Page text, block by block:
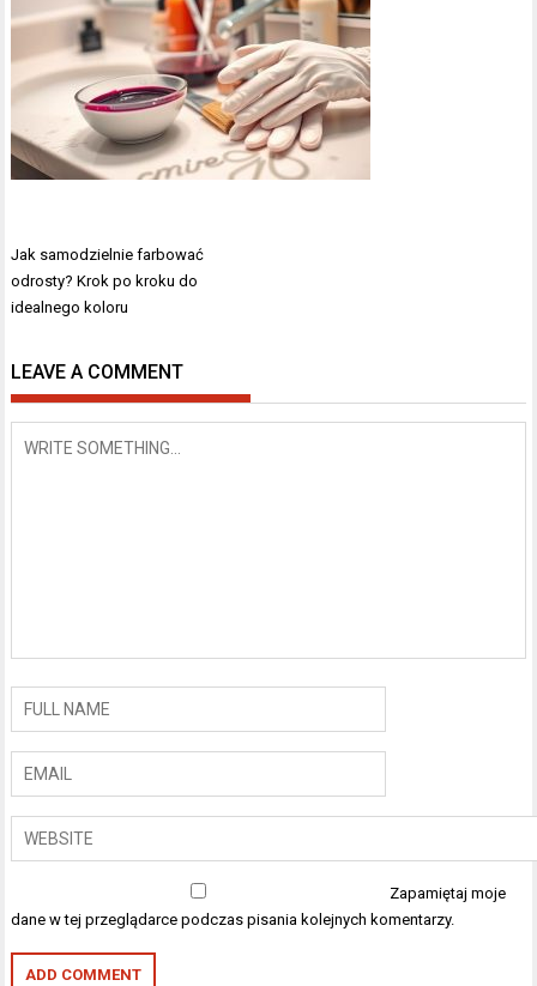
Nawigacja
wpisu
Jak samodzielnie farbować
odrosty? Krok po kroku do
idealnego koloru
LEAVE A COMMENT
Zapamiętaj moje
dane w tej przeglądarce podczas pisania kolejnych komentarzy.